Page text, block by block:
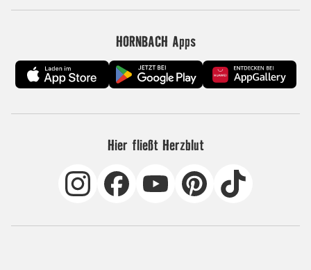
HORNBACH Apps
Hier fließt Herzblut